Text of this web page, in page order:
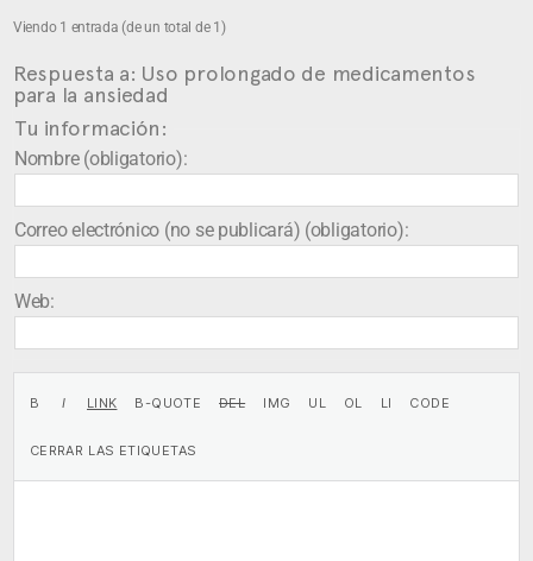
Viendo 1 entrada (de un total de 1)
Respuesta a: Uso prolongado de medicamentos
para la ansiedad
Tu información:
Nombre (obligatorio):
Correo electrónico (no se publicará) (obligatorio):
Web: